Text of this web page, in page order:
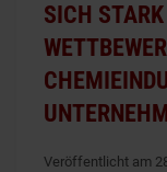
SICH
Veröffentlicht am